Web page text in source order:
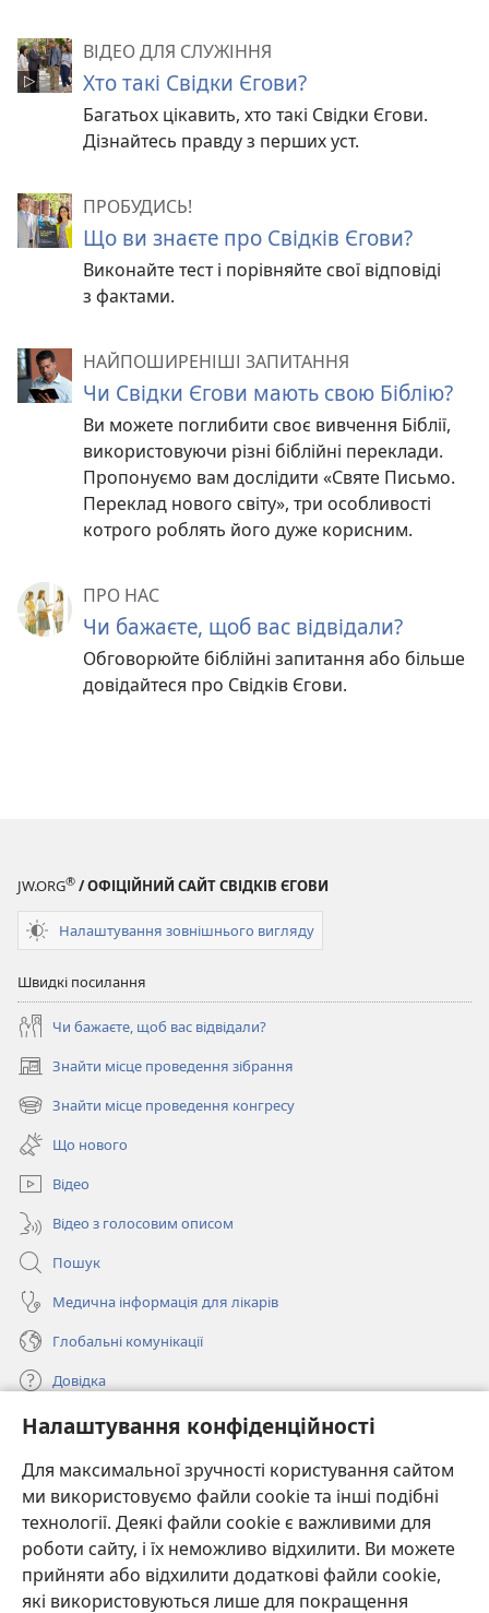
Налаштування конфіденційності
Для максимальної зручності користування сайтом
ми використовуємо файли cookie та інші подібні
технології. Деякі файли cookie є важливими для
роботи сайту, і їх неможливо відхилити. Ви можете
прийняти або відхилити додаткові файли cookie,
які використовуються лише для покращення
ВІДЕО ДЛЯ СЛУЖІННЯ
Хто такі Свідки Єгови?
Багатьох цікавить, хто такі Свідки Єгови.
Дізнайтесь правду з перших уст.
ПРОБУДИСЬ!
Що ви знаєте про Свідків Єгови?
Виконайте тест і порівняйте свої відповіді
з фактами.
НАЙПОШИРЕНІШІ ЗАПИТАННЯ
Чи Свідки Єгови мають свою Біблію?
Ви можете поглибити своє вивчення Біблії,
використовуючи різні біблійні переклади.
Пропонуємо вам дослідити «Святе Письмо.
Переклад нового світу», три особливості
котрого роблять його дуже корисним.
ПРО НАС
Чи бажаєте, щоб вас відвідали?
Обговорюйте біблійні запитання або більше
довідайтеся про Свідків Єгови.
JW.ORG® / ОФІЦІЙНИЙ САЙТ СВІДКІВ ЄГОВИ
Налаштування зовнішнього вигляду
Швидкі посилання
Чи бажаєте, щоб вас відвідали?
Знайти місце проведення зібрання
(відкривається
у
новому
вікні)
Знайти місце проведення конгресу
(відкривається
новому
вікні)
Що нового
Відео
Відео з голосовим описом
Пошук
Медична інформація для лікарів
Глобальні комунікації
Довідка
Пожертви
(відкривається
у
новому
вікні)
ОНЛАЙН-БІБЛІОТЕКА Товариства «Вартова башта»™
(відкривається
у
новому
вікні)
JW Hub ®
(відкривається
у
новомуJW Library